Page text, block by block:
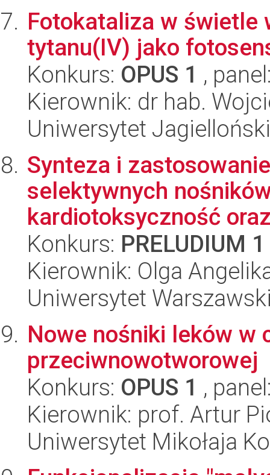
Fotokataliza w świetle
tytanu(IV) jako
Konkurs: OPUS 1 ,
Kierownik: dr hab.
Uniwersytet
Synteza i
selektywnych
kardiotoksyczność
Konkurs: PRELUDIUM 1
Kierownik: Olga
Uniwersytet
Nowe nośniki leków w
przeciwnowotworowej
Konkurs: OPUS 1 ,
Kierownik: prof. Artur
Uniwersytet Mikołaja